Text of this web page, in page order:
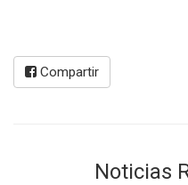
Compartir
Noticias